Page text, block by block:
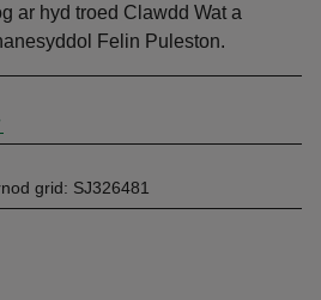
ar hyd troed Clawdd Wat a
Felin Puleston.
grid: SJ326481